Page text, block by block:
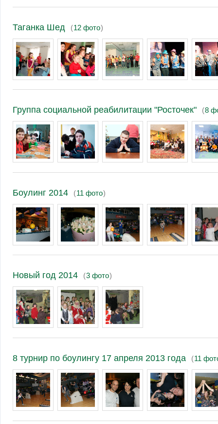
Таганка Шед (12 фото)
Группа социальной реабилитации "Росточек" (8
Боулинг 2014 (11 фото)
Новый год 2014 (3 фото)
8 турнир по боулингу 17 апреля 2013 года (11